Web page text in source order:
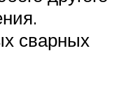
сварных